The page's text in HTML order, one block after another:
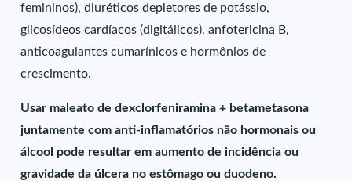
femininos), diuréticos depletores de potássio,
glicosídeos cardíacos (digitálicos), anfotericina B,
anticoagulantes cumarínicos e hormônios de
crescimento.
Usar maleato de dexclorfeniramina + betametasona
juntamente com anti-inflamatórios não hormonais ou
álcool pode resultar em aumento de incidência ou
gravidade da úlcera no estômago ou duodeno.